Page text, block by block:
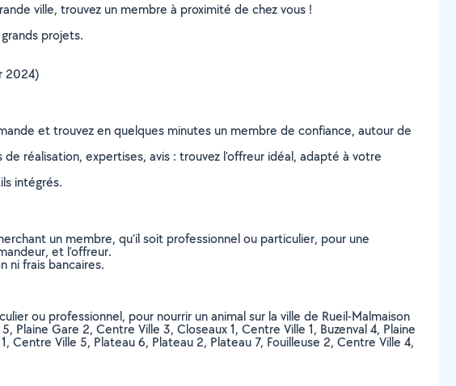
ville, trouvez un membre à proximité de chez vous !
projets.
2024)
et trouvez en quelques minutes un membre de confiance, autour de
réalisation, expertises, avis : trouvez l'offreur idéal, adapté à votre
intégrés.
un membre, qu’il soit professionnel ou particulier, pour une
et l’offreur.
ni frais bancaires.
ou professionnel, pour nourrir un animal sur la ville de Rueil-Malmaison
Plaine Gare 2, Centre Ville 3, Closeaux 1, Centre Ville 1, Buzenval 4, Plaine
Centre Ville 5, Plateau 6, Plateau 2, Plateau 7, Fouilleuse 2, Centre Ville 4,